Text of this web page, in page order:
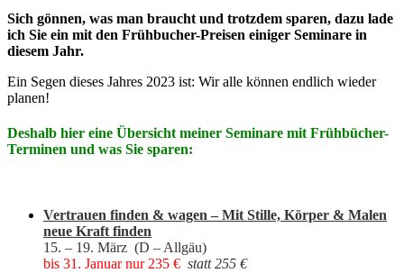
Sich gönnen, was man braucht und trotzdem sparen, dazu lade
ich Sie ein mit den Frühbucher-Preisen einiger Seminare in
diesem Jahr.
Ein Segen dieses Jahres 2023 ist: Wir alle können endlich wieder
planen!
Deshalb hier eine Übersicht meiner Seminare mit Frühbücher-
Terminen und was Sie sparen:
Vertrauen finden & wagen – Mit Stille, Körper & Malen
neue Kraft finden
15. – 19. März (D – Allgäu)
bis 31. Januar nur 235 € statt 255 €